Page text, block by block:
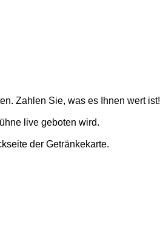
Zahlen Sie, was es Ihnen wert ist!
live geboten wird.
der Getränkekarte.